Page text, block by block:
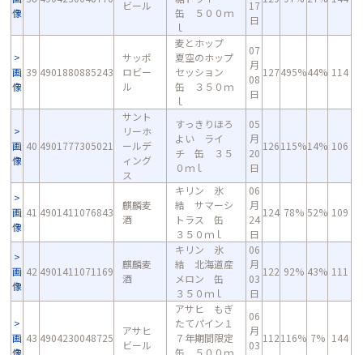
像
ビール
缶 ５００ｍ
ｌ
17
日
画
像
39 4901880885243
サッポ
ロビー
ル
麦とホップ
夏空のホップ
セッション
缶 ３５０ｍ
ｌ
07
月
08
日
127495%44% 114
画
像
40 4901777305021
サント
リーホ
ールデ
ィング
ス
すっきりほろ
よい ライ
チ 缶 ３５
０ｍｌ
05
月
20
日
126115%14% 106
画
像
41 4901411076843
麒麟麦
酒
キリン 氷
結 サマーシ
トラス 缶
３５０ｍｌ
06
月
24
日
124 78% 52% 109
画
像
42 4901411071169
麒麟麦
酒
キリン 氷
結 北海道産
メロン 缶
３５０ｍｌ
06
月
03
日
122 92% 43% 111
画
像
43 4904230048725
アサヒ
ビール
アサヒ もぎ
たてパイン１
７年期間限定
缶 ５００ｍ
06
月
03
112116% 7% 144